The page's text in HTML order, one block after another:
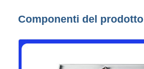
Componenti del prodotto